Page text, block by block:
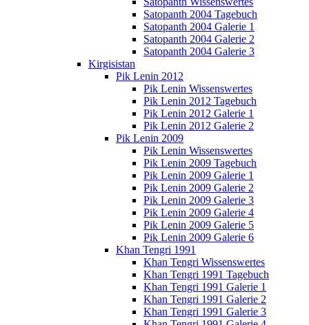
Satopanth 2004 Tagebuch
Satopanth 2004 Galerie 1
Satopanth 2004 Galerie 2
Satopanth 2004 Galerie 3
Kirgisistan
Pik Lenin 2012
Pik Lenin Wissenswertes
Pik Lenin 2012 Tagebuch
Pik Lenin 2012 Galerie 1
Pik Lenin 2012 Galerie 2
Pik Lenin 2009
Pik Lenin Wissenswertes
Pik Lenin 2009 Tagebuch
Pik Lenin 2009 Galerie 1
Pik Lenin 2009 Galerie 2
Pik Lenin 2009 Galerie 3
Pik Lenin 2009 Galerie 4
Pik Lenin 2009 Galerie 5
Pik Lenin 2009 Galerie 6
Khan Tengri 1991
Khan Tengri Wissenswertes
Khan Tengri 1991 Tagebuch
Khan Tengri 1991 Galerie 1
Khan Tengri 1991 Galerie 2
Khan Tengri 1991 Galerie 3